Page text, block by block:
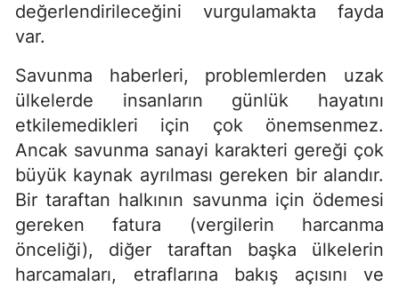
değerlendirileceğini vurgulamakta fayda
var.
Savunma haberleri, problemlerden uzak
ülkelerde insanların günlük hayatını
etkilemedikleri için çok önemsenmez.
Ancak savunma sanayi karakteri gereği çok
büyük kaynak ayrılması gereken bir alandır.
Bir taraftan halkının savunma için ödemesi
gereken fatura (vergilerin harcanma
önceliği), diğer taraftan başka ülkelerin
harcamaları, etraflarına bakış açısını ve